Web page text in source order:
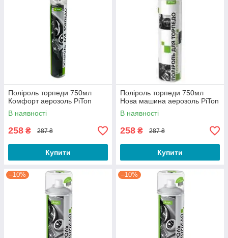
Поліроль торпеди 750мл
Комфорт аерозоль PiTon
В наявності
258 ₴ 287 ₴
Купити
Поліроль торпеди 750мл
Нова машина аерозоль PiTon
В наявності
258 ₴ 287 ₴
Купити
–10% –10%